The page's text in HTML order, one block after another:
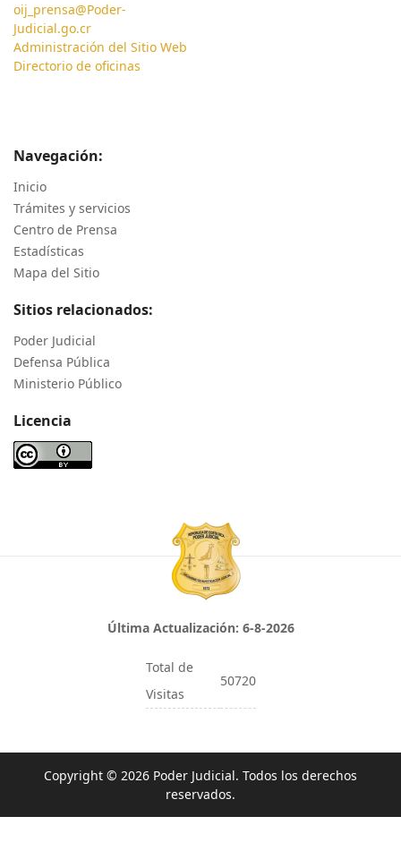
oij_prensa@Poder-
Judicial.go.cr
Administración del Sitio Web
Directorio de oficinas
Navegación:
Inicio
Trámites y servicios
Centro de Prensa
Estadísticas
Mapa del Sitio
Sitios relacionados:
Poder Judicial
Defensa Pública
Ministerio Público
Licencia
Última Actualización: 6-8-2026
Total de
Visitas
50720
Copyright © 2026 Poder Judicial. Todos los derechos
reservados.